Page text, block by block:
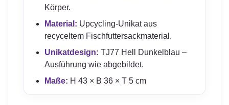
Körper.
Material: Upcycling-Unikat aus
recyceltem Fischfuttersackmaterial.
Unikatdesign: TJ77 Hell Dunkelblau –
Ausführung wie abgebildet.
Maße: H 43 × B 36 × T 5 cm